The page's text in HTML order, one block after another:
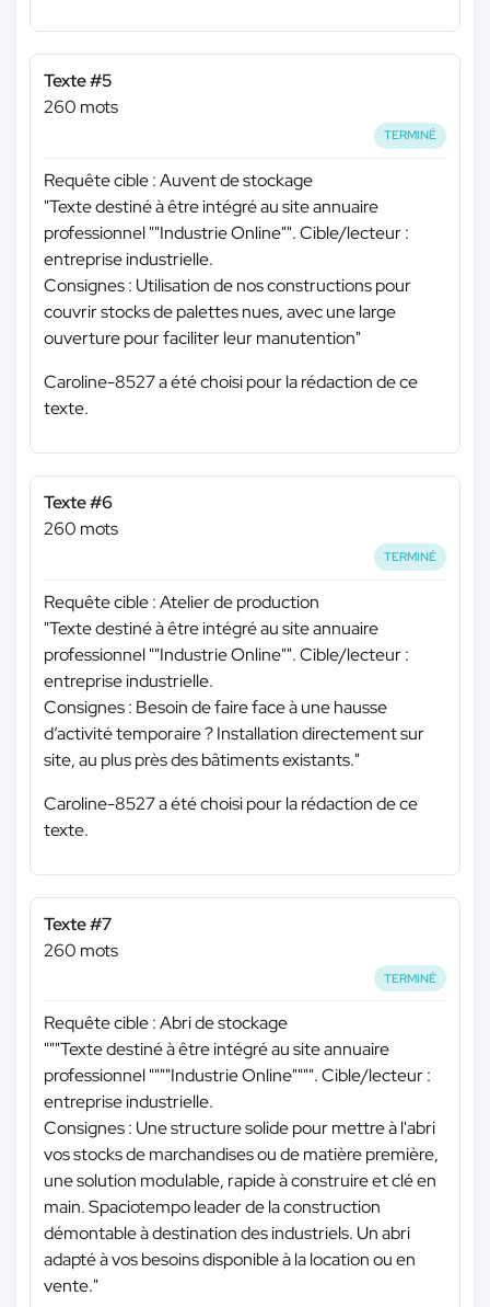
Texte #5
260 mots
TERMINÉ
Requête cible : Auvent de stockage
"Texte destiné à être intégré au site annuaire
professionnel ""Industrie Online"". Cible/lecteur :
entreprise industrielle.
Consignes : Utilisation de nos constructions pour
couvrir stocks de palettes nues, avec une large
ouverture pour faciliter leur manutention"
Caroline-8527 a été choisi pour la rédaction de ce
texte.
Texte #6
260 mots
TERMINÉ
Requête cible : Atelier de production
"Texte destiné à être intégré au site annuaire
professionnel ""Industrie Online"". Cible/lecteur :
entreprise industrielle.
Consignes : Besoin de faire face à une hausse
d’activité temporaire ? Installation directement sur
site, au plus près des bâtiments existants."
Caroline-8527 a été choisi pour la rédaction de ce
texte.
Texte #7
260 mots
TERMINÉ
Requête cible : Abri de stockage
"""Texte destiné à être intégré au site annuaire
professionnel """"Industrie Online"""". Cible/lecteur :
entreprise industrielle.
Consignes : Une structure solide pour mettre à l'abri
vos stocks de marchandises ou de matière première,
une solution modulable, rapide à construire et clé en
main. Spaciotempo leader de la construction
démontable à destination des industriels. Un abri
adapté à vos besoins disponible à la location ou en
vente."